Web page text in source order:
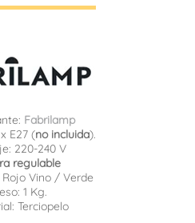
Fabrilamp
E27 (no incluida).
220-240 V
regulable
Rojo Vino / Verde
1 Kg.
Terciopelo